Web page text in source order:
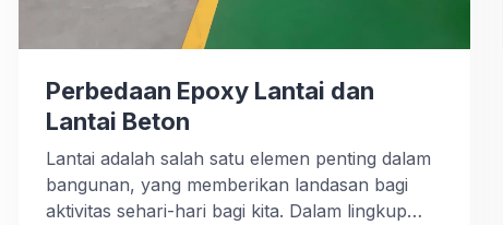
Perbedaan Epoxy Lantai dan
Lantai Beton
Lantai adalah salah satu elemen penting dalam
bangunan, yang memberikan landasan bagi
aktivitas sehari-hari bagi kita. Dalam lingkup